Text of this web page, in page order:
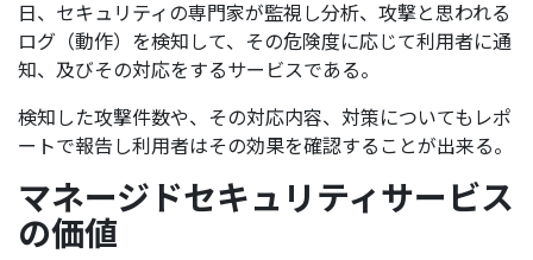
日、セキュリティの専門家が監視し分析、攻撃と思われる
ログ（動作）を検知して、その危険度に応じて利用者に通
知、及びその対応をするサービスである。
検知した攻撃件数や、その対応内容、対策についてもレポ
ートで報告し利用者はその効果を確認することが出来る。
マネージドセキュリティサービス
の価値